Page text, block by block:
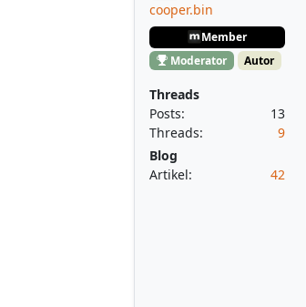
cooper.bin
Member
Moderator
Autor
Threads
Posts:
13
Threads:
9
Blog
Artikel:
42